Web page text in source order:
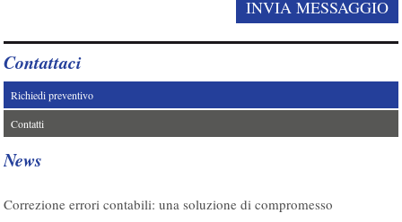
Contattaci
Richiedi preventivo
Contatti
News
Correzione errori contabili: una soluzione di compromesso